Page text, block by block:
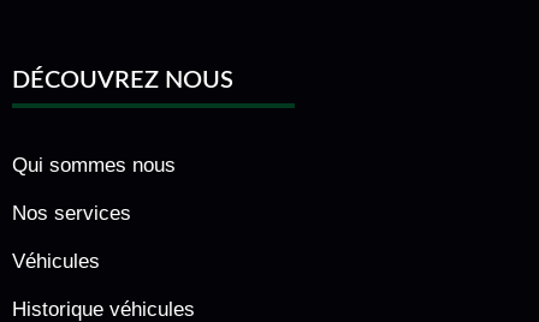
DÉCOUVREZ NOUS
Qui sommes nous
Nos services
Véhicules
Historique véhicules